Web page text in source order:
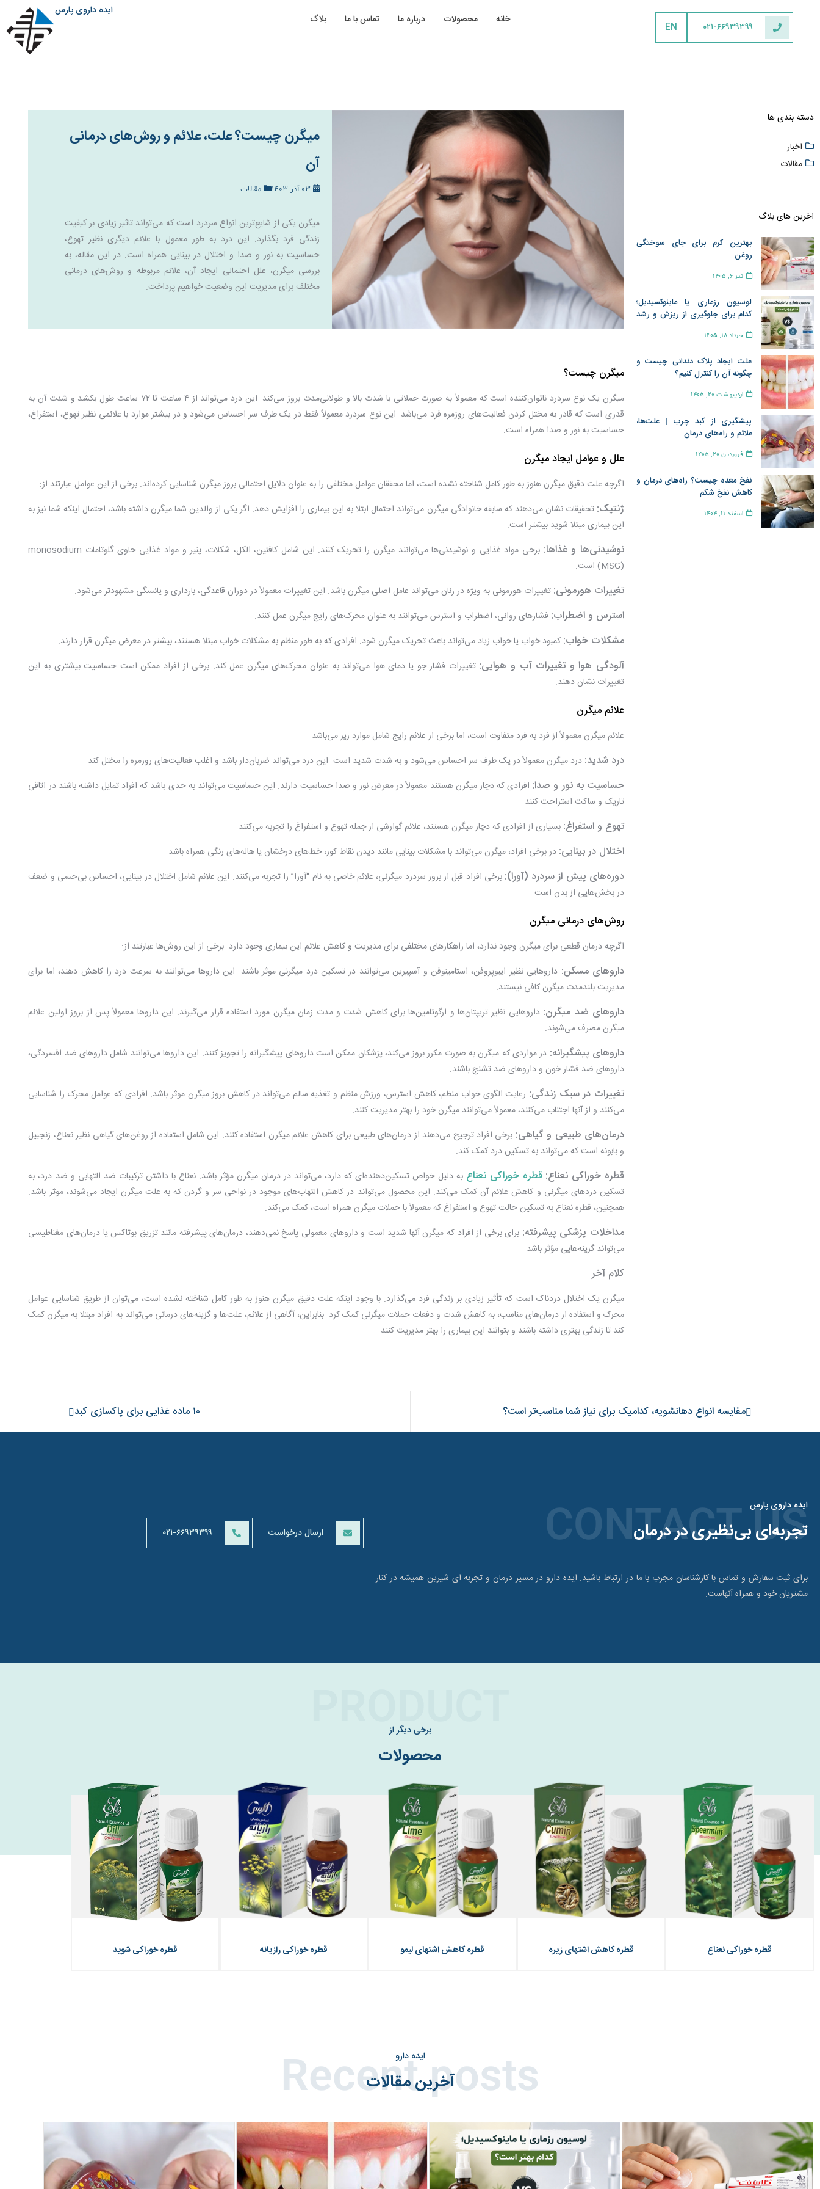
EN ۰۲۱-۶۶۹۳۹۳۹۹
خانه محصولات درباره ما تماس با ما بلاگ
ایده داروی پارس
دسته بندی ها
اخبار
مقالات
اخرین های بلاگ
بهترین کرم برای جای سوختگی
روغن
تیر 6, 1405
لوسیون رزماری یا ماینوکسیدیل؛
کدام برای جلوگیری از ریزش و رشد
خرداد 18, 1405
علت ایجاد پلاک دندانی چیست و
چگونه آن را کنترل کنیم؟
اردیبهشت 20, 1405
پیشگیری از کبد چرب | علت‌ها،
علائم و راه‌های درمان
فروردین 20, 1405
نفخ معده چیست؟ راه‌های درمان و
کاهش نفخ شکم
اسفند 11, 1404
میگرن چیست؟ علت، علائم و روش‌های درمانی
آن
03 آذر 1403 مقالات
میگرن یکی از شایع‌ترین انواع سردرد است که می‌تواند تاثیر زیادی بر کیفیت
زندگی فرد بگذارد. این درد به طور معمول با علائم دیگری نظیر تهوع،
حساسیت به نور و صدا و اختلال در بینایی همراه است. در این مقاله، به
بررسی میگرن، علل احتمالی ایجاد آن، علائم مربوطه و روش‌های درمانی
مختلف برای مدیریت این وضعیت خواهیم پرداخت.
میگرن چیست؟
میگرن یک نوع سردرد ناتوان‌کننده است که معمولاً به صورت حملاتی با شدت بالا و طولانی‌مدت بروز می‌کند. این درد می‌تواند از ۴ ساعت تا ۷۲ ساعت طول بکشد و شدت آن به
قدری است که قادر به مختل کردن فعالیت‌های روزمره فرد می‌باشد. این نوع سردرد معمولاً فقط در یک طرف سر احساس می‌شود و در بیشتر موارد با علائمی نظیر تهوع، استفراغ،
حساسیت به نور و صدا همراه است.
علل و عوامل ایجاد میگرن
اگرچه علت دقیق میگرن هنوز به طور کامل شناخته نشده است، اما محققان عوامل مختلفی را به عنوان دلایل احتمالی بروز میگرن شناسایی کرده‌اند. برخی از این عوامل عبارتند از:
ژنتیک: تحقیقات نشان می‌دهند که سابقه خانوادگی میگرن می‌تواند احتمال ابتلا به این بیماری را افزایش دهد. اگر یکی از والدین شما میگرن داشته باشد، احتمال اینکه شما نیز به
این بیماری مبتلا شوید بیشتر است.
نوشیدنی‌ها و غذاها:
برخی مواد غذایی و نوشیدنی‌ها می‌توانند میگرن را تحریک کنند. این شامل کافئین، الکل، شکلات، پنیر و مواد غذایی حاوی گلوتامات monosodium
(MSG) است.
تغییرات هورمونی: تغییرات هورمونی به ویژه در زنان می‌تواند عامل اصلی میگرن باشد. این تغییرات معمولاً در دوران قاعدگی، بارداری و یائسگی مشهودتر می‌شود.
استرس و اضطراب: فشارهای روانی، اضطراب و استرس می‌توانند به عنوان محرک‌های رایج میگرن عمل کنند.
مشکلات خواب: کمبود خواب یا خواب زیاد می‌تواند باعث تحریک میگرن شود. افرادی که به طور منظم به مشکلات خواب مبتلا هستند، بیشتر در معرض میگرن قرار دارند.
آلودگی هوا و تغییرات آب و هوایی: تغییرات فشار جو یا دمای هوا می‌تواند به عنوان محرک‌های میگرن عمل کند. برخی از افراد ممکن است حساسیت بیشتری به این
تغییرات نشان دهند.
علائم میگرن
علائم میگرن معمولاً از فرد به فرد متفاوت است، اما برخی از علائم رایج شامل موارد زیر می‌باشد:
درد شدید: درد میگرن معمولاً در یک طرف سر احساس می‌شود و به شدت شدید است. این درد می‌تواند ضربان‌دار باشد و اغلب فعالیت‌های روزمره را مختل کند.
حساسیت به نور و صدا: افرادی که دچار میگرن هستند معمولاً در معرض نور و صدا حساسیت دارند. این حساسیت می‌تواند به حدی باشد که افراد تمایل داشته باشند در اتاقی
تاریک و ساکت استراحت کنند.
تهوع و استفراغ: بسیاری از افرادی که دچار میگرن هستند، علائم گوارشی از جمله تهوع و استفراغ را تجربه می‌کنند.
اختلال در بینایی: در برخی افراد، میگرن می‌تواند با مشکلات بینایی مانند دیدن نقاط کور، خط‌های درخشان یا هاله‌های رنگی همراه باشد.
دوره‌های پیش از سردرد (آورا): برخی افراد قبل از بروز سردرد میگرنی، علائم خاصی به نام “آورا” را تجربه می‌کنند. این علائم شامل اختلال در بینایی، احساس بی‌حسی و ضعف
در بخش‌هایی از بدن است.
روش‌های درمانی میگرن
اگرچه درمان قطعی برای میگرن وجود ندارد، اما راهکارهای مختلفی برای مدیریت و کاهش علائم این بیماری وجود دارد. برخی از این روش‌ها عبارتند از:
داروهای مسکن: داروهایی نظیر ایبوپروفن، استامینوفن و آسپیرین می‌توانند در تسکین درد میگرنی موثر باشند. این داروها می‌توانند به سرعت درد را کاهش دهند، اما برای
مدیریت بلندمدت میگرن کافی نیستند.
داروهای ضد میگرن: داروهایی نظیر تریپتان‌ها و ارگوتامین‌ها برای کاهش شدت و مدت زمان میگرن مورد استفاده قرار می‌گیرند. این داروها معمولاً پس از بروز اولین علائم
میگرن مصرف می‌شوند.
داروهای پیشگیرانه: در مواردی که میگرن به صورت مکرر بروز می‌کند، پزشکان ممکن است داروهای پیشگیرانه را تجویز کنند. این داروها می‌توانند شامل داروهای ضد افسردگی،
داروهای ضد فشار خون و داروهای ضد تشنج باشند.
تغییرات در سبک زندگی: رعایت الگوی خواب منظم، کاهش استرس، ورزش منظم و تغذیه سالم می‌تواند در کاهش بروز میگرن موثر باشد. افرادی که عوامل محرک را شناسایی
می‌کنند و از آنها اجتناب می‌کنند، معمولاً می‌توانند میگرن خود را بهتر مدیریت کنند.
درمان‌های طبیعی و گیاهی: برخی افراد ترجیح می‌دهند از درمان‌های طبیعی برای کاهش علائم میگرن استفاده کنند. این شامل استفاده از روغن‌های گیاهی نظیر نعناع، زنجبیل
و بابونه است که می‌تواند به تسکین درد کمک کند.
قطره خوراکی نعناع: قطره خوراکی نعناع به دلیل خواص تسکین‌دهنده‌ای که دارد، می‌تواند در درمان میگرن مؤثر باشد. نعناع با داشتن ترکیبات ضد التهابی و ضد درد، به
تسکین دردهای میگرنی و کاهش علائم آن کمک می‌کند. این محصول می‌تواند در کاهش التهاب‌های موجود در نواحی سر و گردن که به علت میگرن ایجاد می‌شوند، موثر باشد.
همچنین، قطره نعناع به تسکین حالت تهوع و استفراغ که معمولاً با حملات میگرن همراه است، کمک می‌کند.
مداخلات پزشکی پیشرفته: برای برخی از افراد که میگرن آنها شدید است و داروهای معمولی پاسخ نمی‌دهند، درمان‌های پیشرفته مانند تزریق بوتاکس یا درمان‌های مغناطیسی
می‌تواند گزینه‌هایی مؤثر باشد.
کلام آخر
میگرن یک اختلال دردناک است که تأثیر زیادی بر زندگی فرد می‌گذارد. با وجود اینکه علت دقیق میگرن هنوز به طور کامل شناخته نشده است، می‌توان از طریق شناسایی عوامل
محرک و استفاده از درمان‌های مناسب، به کاهش شدت و دفعات حملات میگرنی کمک کرد. بنابراین، آگاهی از علائم، علت‌ها و گزینه‌های درمانی می‌تواند به افراد مبتلا به میگرن کمک
کند تا زندگی بهتری داشته باشند و بتوانند این بیماری را بهتر مدیریت کنند.
مقایسه انواع دهانشویه، کدامیک برای نیاز شما مناسب‌تر است؟ ۱۰ ماده غذایی برای پاکسازی کبد
ایده داروی پارس
تجربه‌ای بی‌نظیری در درمان
CONTACT US
برای ثبت سفارش و تماس با کارشناسان مجرب با ما در ارتباط باشید. ایده دارو در مسیر درمان و تجربه ای شیرین همیشه در کنار
مشتریان خود و همراه آنهاست.
ارسال درخواست ۰۲۱-۶۶۹۳۹۳۹۹
برخی دیگر از
محصولات
قطره خوراکی نعناع قطره کاهش اشتهای زیره قطره کاهش اشتهای لیمو قطره خوراکی رازیانه قطره خوراکی شوید
ایده دارو
آخرین مقالات
Recent posts